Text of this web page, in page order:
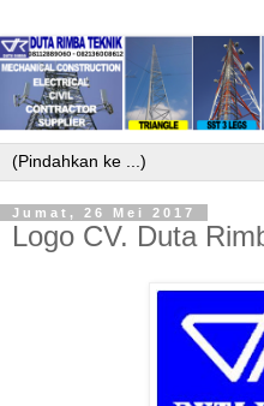
Jumat, 26 Mei 2017
Logo CV. Duta